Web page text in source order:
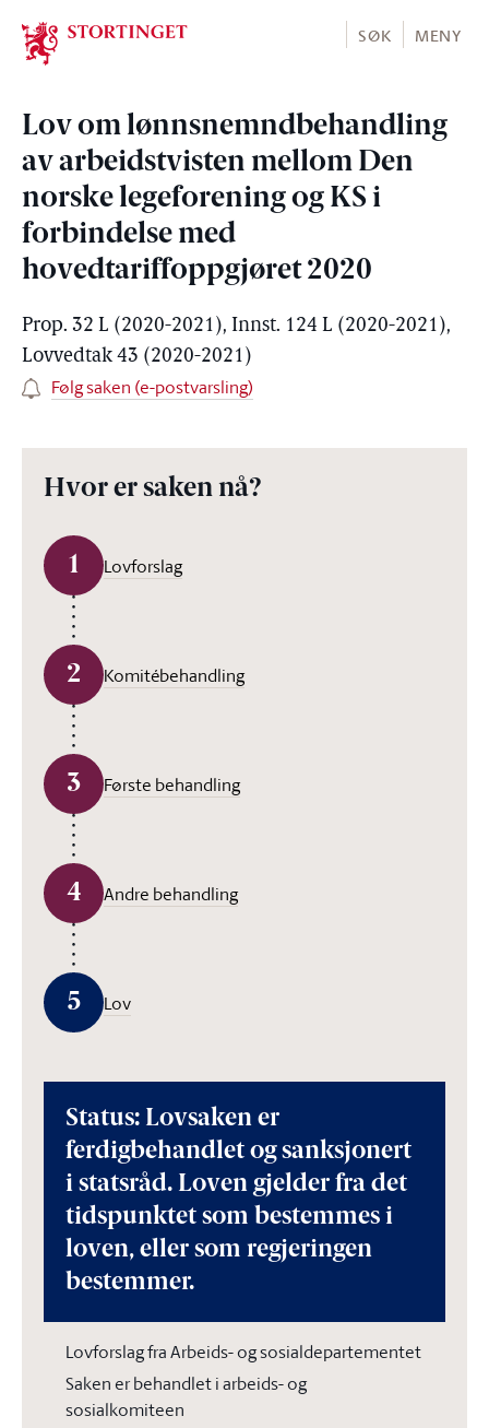
Stortinget.no
SØK MENY
Lov om lønnsnemndbehandling
av arbeidstvisten mellom Den
norske legeforening og KS i
forbindelse med
hovedtariffoppgjøret 2020
Prop. 32 L (2020-2021), Innst. 124 L (2020-2021),
Lovvedtak 43 (2020-2021)
Følg saken (e-postvarsling)
Hvor er saken nå?
1 Lovforslag
2 Komitébehandling
3 Første behandling
4 Andre behandling
5 Lov
Status: Lovsaken er
ferdigbehandlet og sanksjonert
i statsråd. Loven gjelder fra det
tidspunktet som bestemmes i
loven, eller som regjeringen
bestemmer.
Lovforslag fra Arbeids- og sosialdepartementet
Saken er behandlet i arbeids- og
sosialkomiteen